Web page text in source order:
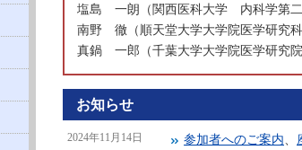
塩島 一朗（関西医科大学 内科学第
南野 徹（順天堂大学大学院医学研究
真鍋 一郎（千葉大学大学院医学研究
お知らせ
2024年11月14日 参加者へのご案内